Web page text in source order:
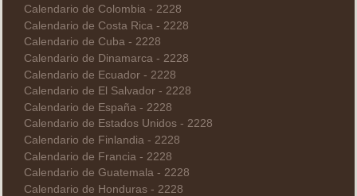
Calendario de Colombia - 2228
Calendario de Costa Rica - 2228
Calendario de Cuba - 2228
Calendario de Dinamarca - 2228
Calendario de Ecuador - 2228
Calendario de El Salvador - 2228
Calendario de España - 2228
Calendario de Estados Unidos - 2228
Calendario de Finlandia - 2228
Calendario de Francia - 2228
Calendario de Guatemala - 2228
Calendario de Honduras - 2228